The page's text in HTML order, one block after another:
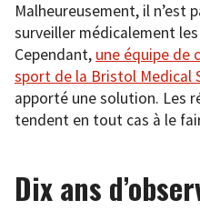
Malheureusement, il n’est
surveiller médicalement
Cependant, une équipe de
sport de la Bristol Medical
apporté une solution. Les
tendent en tout cas à le
Dix ans